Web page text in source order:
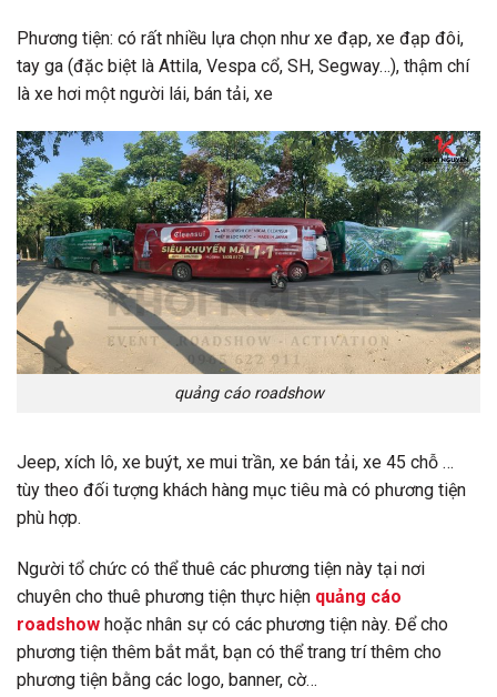
Phương tiện: có rất nhiều lựa chọn như xe đạp, xe đạp đôi,
tay ga (đặc biệt là Attila, Vespa cổ, SH, Segway…), thậm chí
là xe hơi một người lái, bán tải, xe
quảng cáo roadshow
Jeep, xích lô, xe buýt, xe mui trần, xe bán tải, xe 45 chỗ …
tùy theo đối tượng khách hàng mục tiêu mà có phương tiện
phù hợp.
Người tổ chức có thể thuê các phương tiện này tại nơi
chuyên cho thuê phương tiện thực hiện quảng cáo
roadshow hoặc nhân sự có các phương tiện này. Để cho
phương tiện thêm bắt mắt, bạn có thể trang trí thêm cho
phương tiện bằng các logo, banner, cờ…